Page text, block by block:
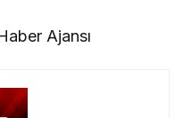
Ajansı